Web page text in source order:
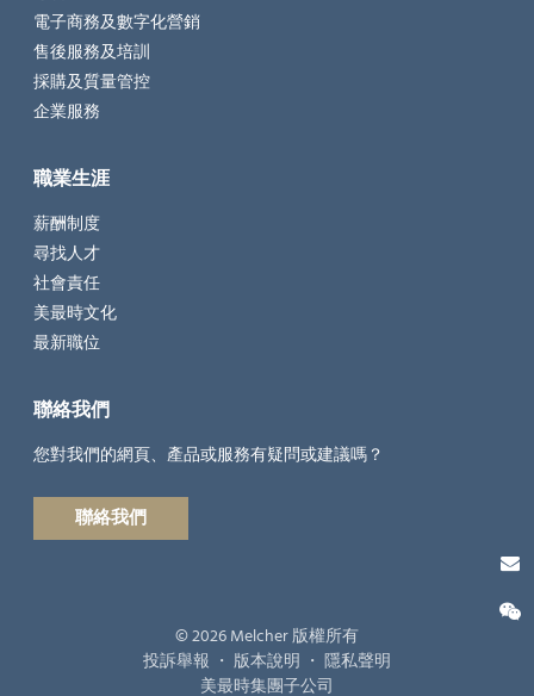
電子商務及數字化營銷
售後服務及培訓
採購及質量管控
企業服務
職業生涯
薪酬制度
尋找人才
社會責任
美最時文化
最新職位
聯絡我們
您對我們的網頁、產品或服務有疑問或建議嗎？
聯絡我們
© 2026 Melcher 版權所有
投訴舉報 ・ 版本說明 ・ 隱私聲明
美最時集團子公司